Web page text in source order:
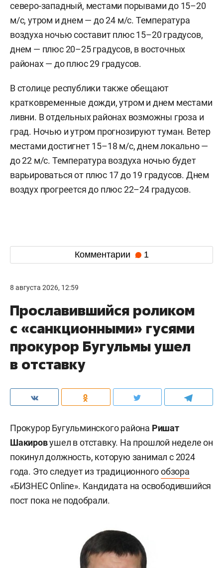
северо-западный, местами порывами до 15–20
м/c, утром и днем — до 24 м/с. Температура
воздуха ночью составит плюс 15–20 градусов,
днем — плюс 20–25 градусов, в восточных
районах — до плюс 29 градусов.
В столице республики также обещают
кратковременные дожди, утром и днем местами
ливни. В отдельных районах возможны гроза и
град. Ночью и утром прогнозируют туман. Ветер
местами достигнет 15–18 м/с, днем локально —
до 22 м/с. Температура воздуха ночью будет
варьироваться от плюс 17 до 19 градусов. Днем
воздух прогреется до плюс 22–24 градусов.
Комментарии 1
8 августа 2026, 12:59
Прославившийся роликом
с «санкционными» гусями
прокурор Бугульмы ушел
в отставку
Прокурор Бугульминского района Ришат
Шакировушел в отставку. На прошлой неделе он
покинул должность, которую занимал с 2024
года. Это следует из традиционногообзора
«БИЗНЕС Online». Кандидата на освободившийся
пост пока не подобрали.